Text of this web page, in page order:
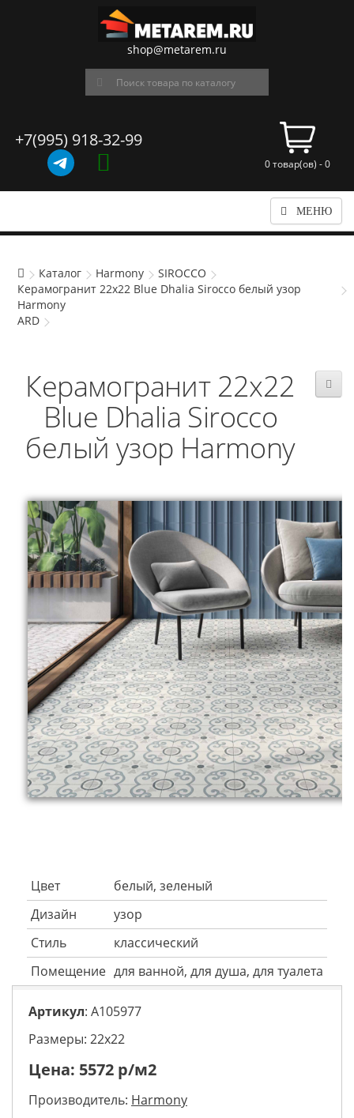
shop@metarem.ru
+7(995) 918-32-99
0 товар(ов) - 0
МЕНЮ
Каталог Harmony
SIROCCO
Керамогранит 22x22 Blue Dhalia Sirocco белый узор
Harmony
ARD
Керамогранит 22x22
Blue Dhalia Sirocco
белый узор Harmony
Цвет
белый, зеленый
Дизайн
узор
Стиль
классический
Помещение для ванной, для душа, для туалета
Артикул: A105977
Размеры: 22х22
Цена: 5572 р/м2
Производитель: Harmony